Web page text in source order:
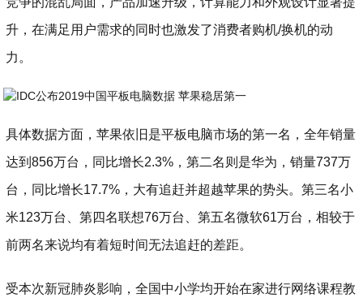
升，在满足用户需求的同时也激发了消费者购机/换机的动
力。
具体数据方面，苹果依旧是平板电脑市场的第一名，全年销量
达到856万台，同比增长2.3%，第二名则是华为，销量737万
台，同比增长17.7%，大有追赶并超越苹果的势头。第三名小
米123万台、第四名联想76万台、第五名微软61万台，相较于
前两名来说均有着短时间无法追赶的差距。
受本次新冠肺炎影响，全国中小学均开始在家进行网络课程教